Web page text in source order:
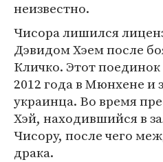
неизвестно.
Чисора лишился
Дэвидом Хэем после
Кличко. Этот
2012 года в Мюнхене и
украинца. Во время
Хэй, находившийся в
Чисору, после чего
драка.